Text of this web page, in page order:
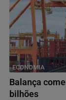
ECONOMIA
Balança
bilhões